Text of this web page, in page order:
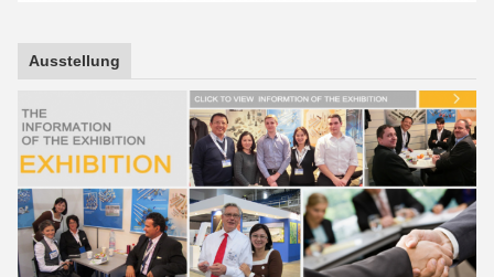
Ausstellung